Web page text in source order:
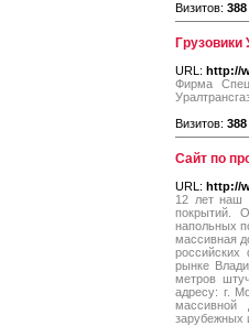
Визитов: 388
Грузовики
URL: http://
Фирма
Визитов: 388
Сайт по
URL: http://
12 лет наш
покрытий.
напольных
массивная
российских
рынке
метров
адресу: г.
массивной
зарубежных